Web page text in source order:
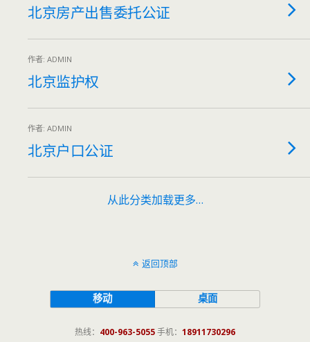
北京房产出售委托公证
作者: ADMIN
北京监护权
作者: ADMIN
北京户口公证
从此分类加载更多…
返回顶部
移动 桌面
热线： 400-963-5055手机： 18911730296